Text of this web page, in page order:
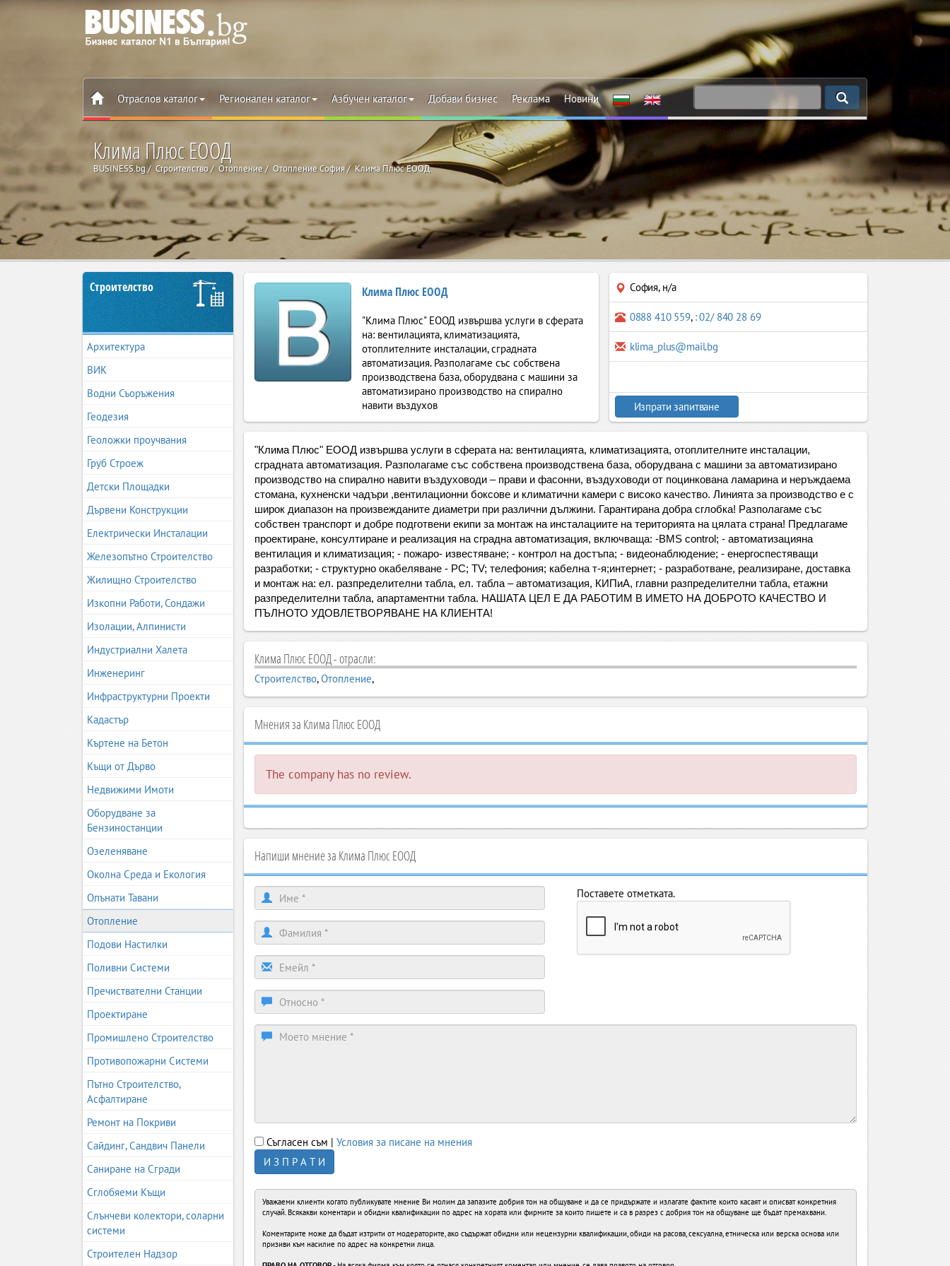
Отраслов каталог Регионален каталог Азбучен каталог Добави бизнес Реклама Новини
Клима Плюс ЕООД
BUSINESS.bg Строителство Отопление Отопление София Клима Плюс ЕООД
Строителство
Архитектура
ВИК
Водни Съоръжения
Геодезия
Геоложки проучвания
Груб Строеж
Детски Площадки
Дървени Конструкции
Електрически Инсталации
Железопътно Строителство
Жилищно Строителство
Изкопни Работи, Сондажи
Изолации, Алпинисти
Индустриални Халета
Инженеринг
Инфраструктурни Проекти
Кадастър
Къртене на Бетон
Къщи от Дърво
Недвижими Имоти
Оборудване за
Бензиностанции
Озеленяване
Околна Среда и Екология
Опънати Тавани
Отопление
Подови Настилки
Поливни Системи
Пречиствателни Станции
Проектиране
Промишлено Строителство
Противопожарни Системи
Пътно Строителство,
Асфалтиране
Ремонт на Покриви
Сайдинг, Сандвич Панели
Саниране на Сгради
Сглобяеми Къщи
Слънчеви колектори, соларни
системи
Строителен Надзор
Клима Плюс ЕООД
"Клима Плюс" ЕООД извършва услуги в сферата
на: вентилацията, климатизацията,
отоплителните инсталации, сградната
автоматизация. Разполагаме със собствена
производствена база, оборудвана с машини за
автоматизирано производство на спирално
навити въздухов
София, н/а
0888 410 559, : 02/ 840 28 69
klima_plus@mail.bg
Изпрати запитване
"Клима Плюс" ЕООД извършва услуги в сферата на: вентилацията, климатизацията, отоплителните инсталации,
сградната автоматизация. Разполагаме със собствена производствена база, оборудвана с машини за автоматизирано
производство на спирално навити въздуховоди – прави и фасонни, въздуховоди от поцинкована ламарина и неръждаема
стомана, кухненски чадъри ,вентилационни боксове и климатични камери с високо качество. Линията за производство е с
широк диапазон на произвежданите диаметри при различни дължини. Гарантирана добра сглобка! Разполагаме със
собствен транспорт и добре подготвени екипи за монтаж на инсталациите на територията на цялата страна! Предлагаме
проектиране, консултиране и реализация на сградна автоматизация, включваща: -BMS control; - автоматизацияна
вентилация и климатизация; - пожаро- известяване; - контрол на достъпа; - видеонаблюдение; - енергоспестяващи
разработки; - структурно окабеляване - PC; ТV; телефония; кабелна т-я;интернет; - разработване, реализиране, доставка
и монтаж на: ел. разпределителни табла, ел. табла – автоматизация, КИПиА, главни разпределителни табла, етажни
разпределителни табла, апартаментни табла. НАШАТА ЦЕЛ Е ДА РАБОТИМ В ИМЕТО НА ДОБРОТО КАЧЕСТВО И
ПЪЛНОТО УДОВЛЕТВОРЯВАНЕ НА КЛИЕНТА!
Клима Плюс ЕООД - отрасли:
Строителство,Отопление,
Мнения за Клима Плюс ЕООД
The company has no review.
Напиши мнение за Клима Плюс ЕООД
Поставете отметката.
Съгласен съм | Условия за писане на мнения
И З П Р А Т И
Уважаеми клиенти когато публикувате мнение Ви молим да запазите добрия тон на общуване и да се придържате и излагате фактите които касаят и описват конкретния
случай. Всякакви коментари и обидни квалификации по адрес на хората или фирмите за които пишете и са в разрез с добрия тон на общуване ще бъдат премахвани.
Коментарите може да бъдат изтрити от модераторите, ако съдържат обидни или нецензурни квалификации, обиди на расова, сексуална, етническа или верска основа или
призиви към насилие по адрес на конкретни лица.